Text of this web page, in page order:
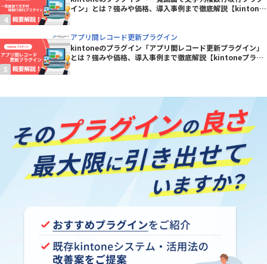
イン」とは？強みや価格、導入事例まで徹底解説【kintone
アプリ間レコード更新プラグイン
kintoneのプラグイン「アプリ間レコード更新プラグイン」
とは？強みや価格、導入事例まで徹底解説【kintoneプラグ